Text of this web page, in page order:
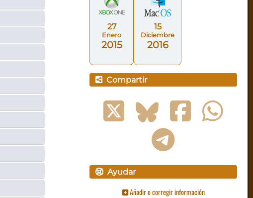
27
Enero
2015
15
Diciembre
2016
Compartir
Ayudar
Añadir o corregir información